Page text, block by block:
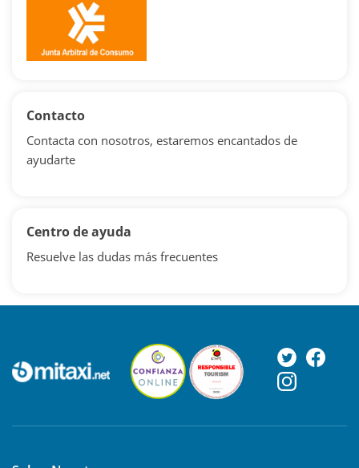
Contacto
Contacta con nosotros, estaremos encantados de
ayudarte
Centro de ayuda
Resuelve las dudas más frecuentes